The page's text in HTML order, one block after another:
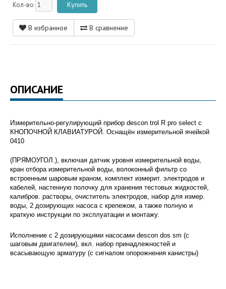
Кол-во
В избранное В сравнение
ОПИСАНИЕ
Измерительно-регулирующий прибор descon trol R pro select с
КНОПОЧНОЙ КЛАВИАТУРОЙ. Оснащён измерительной ячейкой
0410
(ПРЯМОУГОЛ.), включая датчик уровня измерительной воды,
кран отбора измерительной воды, волоконный фильтр со
встроенным шаровым краном, комплект измерит. электродов и
кабелей, настенную полочку для хранения тестовых жидкостей,
калибров. растворы, очиститель электродов, набор для измер.
воды, 2 дозирующих насоса с крепежом, а также полную и
краткую инструкции по эксплуатации и монтажу.
Исполнение с 2 дозирующими насосами descon dos sm (с
шаговым двигателем), вкл. набор принадлежностей и
всасывающую арматуру (с сигналом опорожнения канистры)